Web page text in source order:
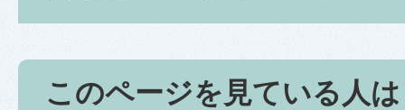
このページを見ている人は